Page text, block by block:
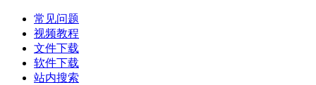
常见问题
视频教程
文件下载
软件下载
站内搜索